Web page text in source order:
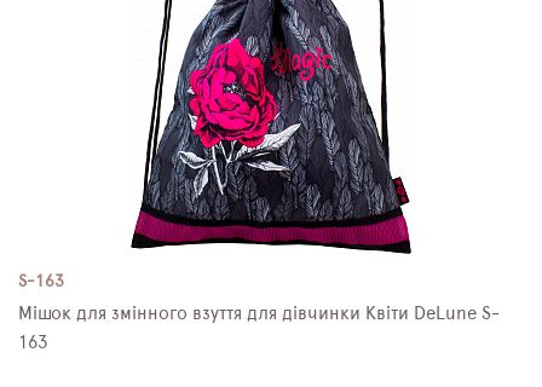
S-163
Мішок для змінного взуття для дівчинки Квіти DeLune S-
163